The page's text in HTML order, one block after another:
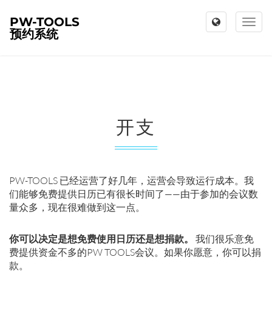
Toggle
PW-TOOLS
预约系统
开支
PW-TOOLS 已经运营了好几年，运营会导致运行成本。我
们能够免费提供日历已有很长时间了——由于参加的会议数
量众多，现在很难做到这一点。
你可以决定是想免费使用日历还是想捐款。
我们很乐意免
费提供资金不多的PW TOOLS会议。如果你愿意，你可以捐
款。